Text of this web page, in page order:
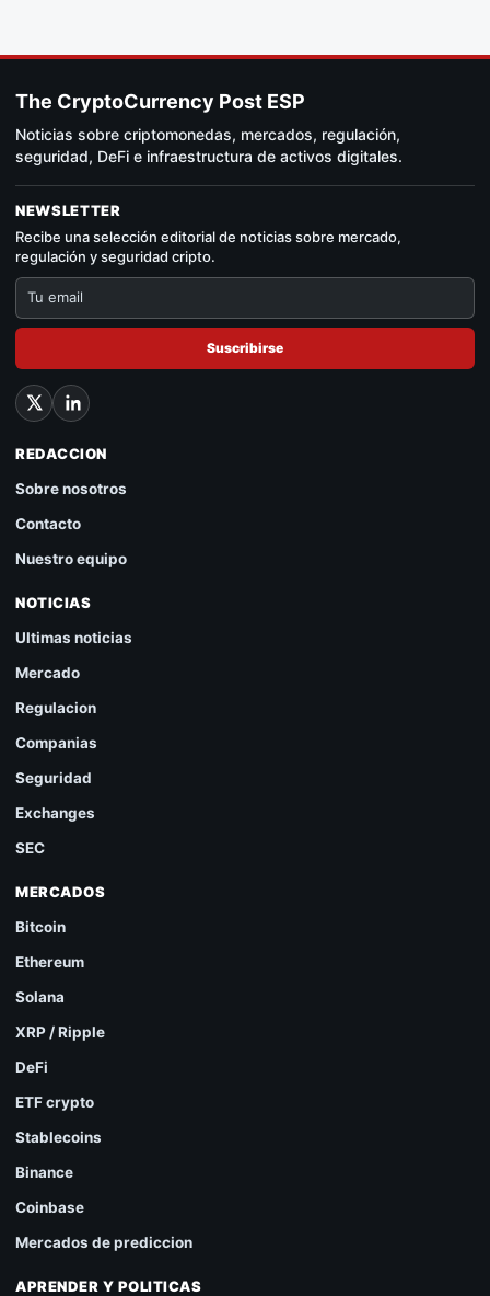
The CryptoCurrency Post ESP
Noticias sobre criptomonedas, mercados, regulación,
seguridad, DeFi e infraestructura de activos digitales.
NEWSLETTER
Recibe una selección editorial de noticias sobre mercado,
regulación y seguridad cripto.
Suscribirse
REDACCION
Sobre nosotros
Contacto
Nuestro equipo
NOTICIAS
Ultimas noticias
Mercado
Regulacion
Companias
Seguridad
Exchanges
SEC
MERCADOS
Bitcoin
Ethereum
Solana
XRP / Ripple
DeFi
ETF crypto
Stablecoins
Binance
Coinbase
Mercados de prediccion
APRENDER Y POLITICAS